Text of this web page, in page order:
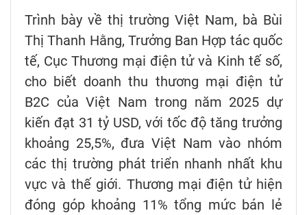
Trình bày về thị trường Việt Nam, bà Bùi
Thị Thanh Hằng, Trưởng Ban Hợp tác quốc
tế, Cục Thương mại điện tử và Kinh tế số,
cho biết doanh thu thương mại điện tử
B2C của Việt Nam trong năm 2025 dự
kiến đạt 31 tỷ USD, với tốc độ tăng trưởng
khoảng 25,5%, đưa Việt Nam vào nhóm
các thị trường phát triển nhanh nhất khu
vực và thế giới. Thương mại điện tử hiện
đóng góp khoảng 11% tổng mức bán lẻ